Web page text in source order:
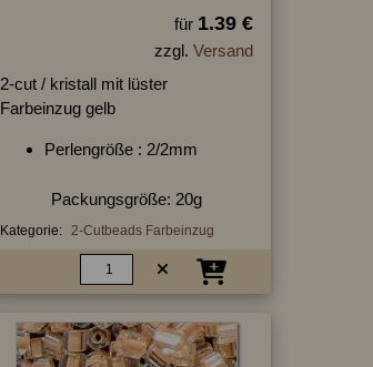
für 1.39 €
zzgl. Versand
2-cut / kristall mit lüster
Farbeinzug gelb
Perlengröße : 2/2mm
Packungsgröße: 20g
Kategorie: 2-Cutbeads Farbeinzug